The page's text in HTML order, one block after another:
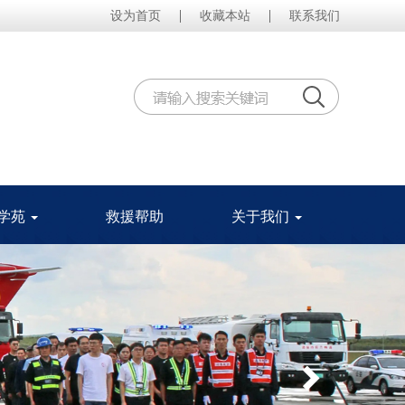
设为首页 | 收藏本站 | 联系我们
苑 救援帮助 关于我们